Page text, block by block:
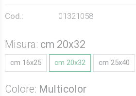
Cod.: 01321058
Misura: cm 20x32
cm 16x25 cm 20x32 cm 25x40
Colore: Multicolor